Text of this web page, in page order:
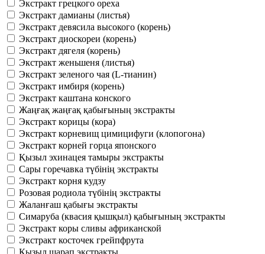
Экстракт грецкого ореха
Экстракт дамианы (листья)
Экстракт девясила высокого (корень)
Экстракт диоскореи (корень)
Экстракт дягеля (корень)
Экстракт женьшеня (листья)
Экстракт зеленого чая (L-тианин)
Экстракт имбиря (корень)
Экстракт каштана конского
Жаңғақ жаңғақ қабығының экстракты
Экстракт корицы (кора)
Экстракт корневищ цимицифуги (клопогона)
Экстракт корней горца японского
Қызыл эхинацея тамыры экстракты
Сары горечавка түбінің экстракты
Экстракт корня кудзу
Розовая родиола түбінің экстракты
Жаланғаш қабығы экстракты
Симаруба (квасия қышқыл) қабығының экстракты
Экстракт коры сливы африканской
Экстракт косточек грейпфрута
Қызыл шарап экстракты